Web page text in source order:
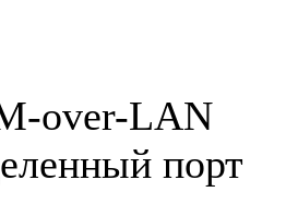
over-LAN
порт